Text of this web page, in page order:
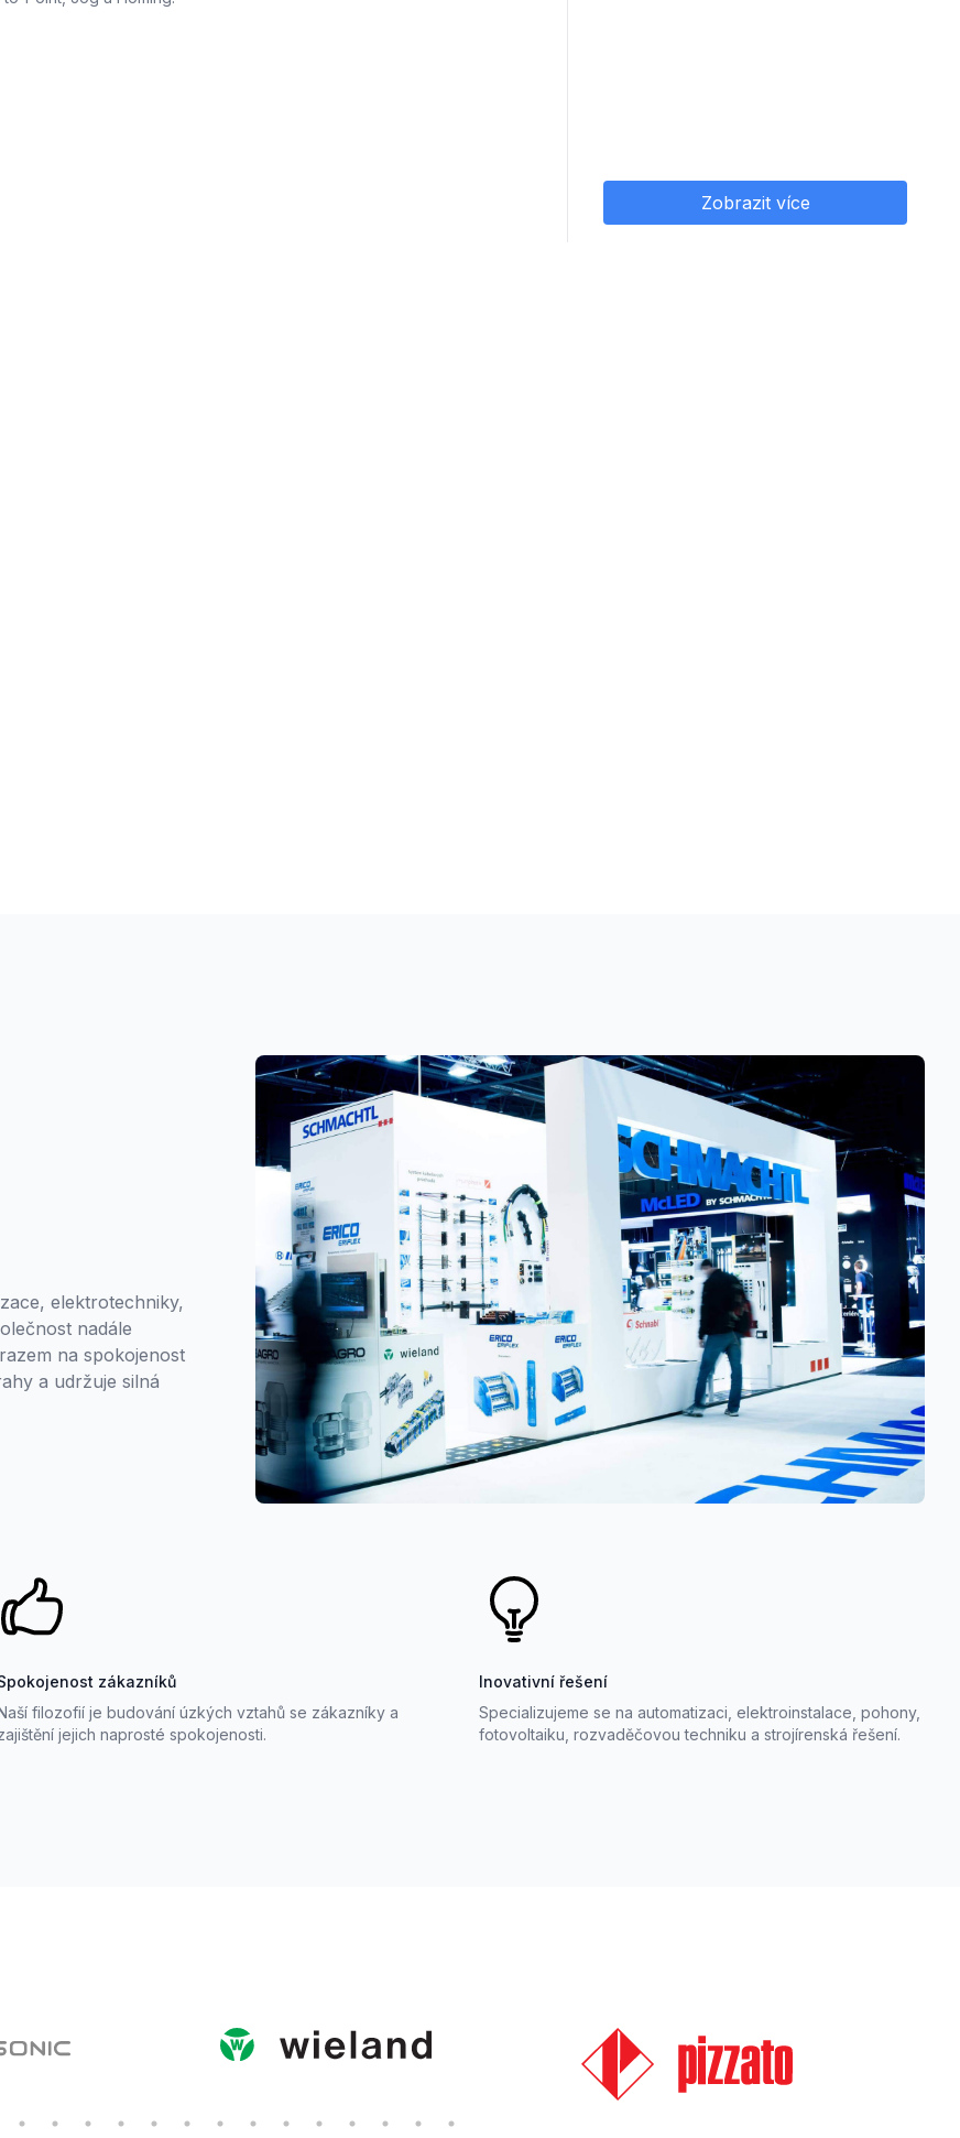
Zobrazit více
elektrotechniky,
nadále
na spokojenost
a udržuje silná
zákazníků
filozofií je budování úzkých vztahů se zákazníky a
jejich naprosté spokojenosti.
Inovativní řešení
Specializujeme se na automatizaci, elektroinstalace, pohony,
fotovoltaiku, rozvaděčovou techniku a strojírenská řešení.